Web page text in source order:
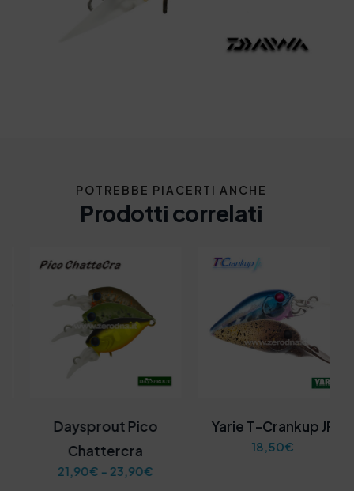
POTREBBE PIACERTI ANCHE
Prodotti correlati
Daysprout Pico
Chattercra
21,90€-23,90€F
Yarie T-Crankup JR
18,50€